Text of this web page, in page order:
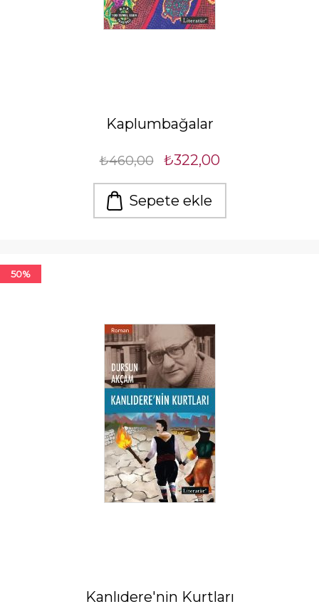
Kaplumbağalar
₺460,00 ₺322,00
Sepete ekle
50%
Kanlıdere'nin Kurtları